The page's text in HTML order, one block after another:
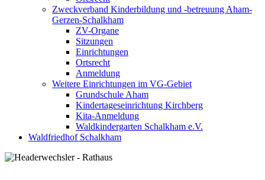
Zweckverband Kinderbildung und -betreuung Aham-
Gerzen-Schalkham
ZV-Organe
Sitzungen
Einrichtungen
Ortsrecht
Anmeldung
Weitere Einrichtungen im VG-Gebiet
Grundschule Aham
Kindertageseinrichtung Kirchberg
Kita-Anmeldung
Waldkindergarten Schalkham e.V.
Waldfriedhof Schalkham